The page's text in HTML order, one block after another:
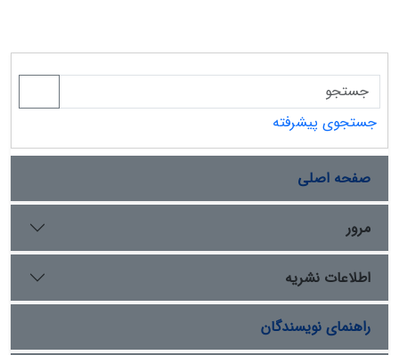
جستجوی پیشرفته
صفحه اصلی
مرور
اطلاعات نشریه
راهنمای نویسندگان